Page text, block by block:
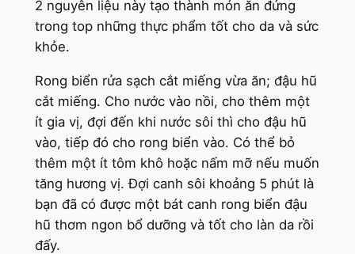
2 nguyên liệu này tạo thành món ăn đứng
trong top những thực phẩm tốt cho da và sức
khỏe.
Rong biển rửa sạch cắt miếng vừa ăn; đậu hũ
cắt miếng. Cho nước vào nồi, cho thêm một
ít gia vị, đợi đến khi nước sôi thì cho đậu hũ
vào, tiếp đó cho rong biển vào. Có thể bỏ
thêm một ít tôm khô hoặc nấm mỡ nếu muốn
tăng hương vị. Đợi canh sôi khoảng 5 phút là
bạn đã có được một bát canh rong biển đậu
hũ thơm ngon bổ dưỡng và tốt cho làn da rồi
đấy.